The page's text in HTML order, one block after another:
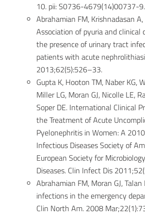
10. pii: S0736-4679(14)00737-9.
Abrahamian FM, Krishnadasan
Association of pyuria and
the presence of urinary tract
patients with acute
2013;62(5):526–33.
Gupta K, Hooton TM, Naber KG,
Miller LG, Moran GJ, Nicolle LE,
Soper DE. International Clinical
the Treatment of Acute
Pyelonephritis in Women: A
Infectious Diseases Society of
European Society for
Diseases. Clin Infect Dis
Abrahamian FM, Moran GJ,
infections in the emergency
Clin North Am. 2008